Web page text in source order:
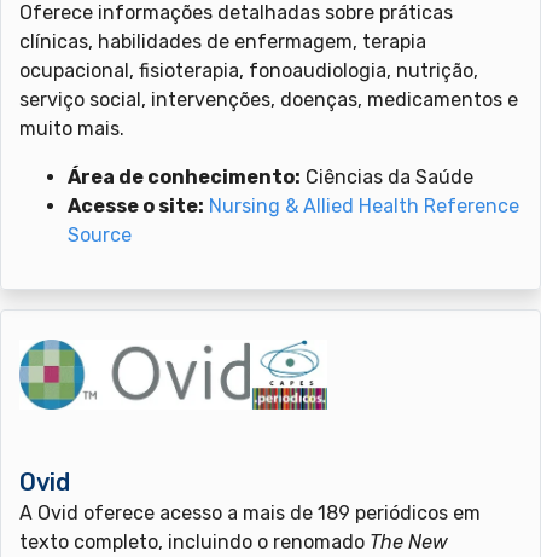
Oferece informações detalhadas sobre práticas
clínicas, habilidades de enfermagem, terapia
ocupacional, fisioterapia, fonoaudiologia, nutrição,
serviço social, intervenções, doenças, medicamentos e
muito mais.
Área de conhecimento: Ciências da Saúde
Acesse o site: Nursing & Allied Health Reference
Source
Ovid
A Ovid oferece acesso a mais de 189 periódicos em
texto completo, incluindo o renomado The New